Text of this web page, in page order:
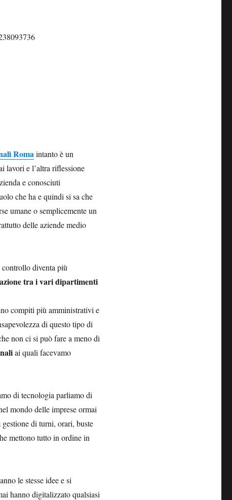
Romaintanto è un
lavori e l’altra riflessione
e conosciuti
che ha e quindi si sa che
umane o semplicemente un
delle aziende medio
diventa più
tra i vari dipartimenti
compiti più amministrativi e
di questo tipo di
non ci si può fare a meno di
ai quali facevamo
di tecnologia parliamo di
mondo delle imprese ormai
di turni, orari, buste
mettono tutto in ordine in
le stesse idee e si
hanno digitalizzato qualsiasi